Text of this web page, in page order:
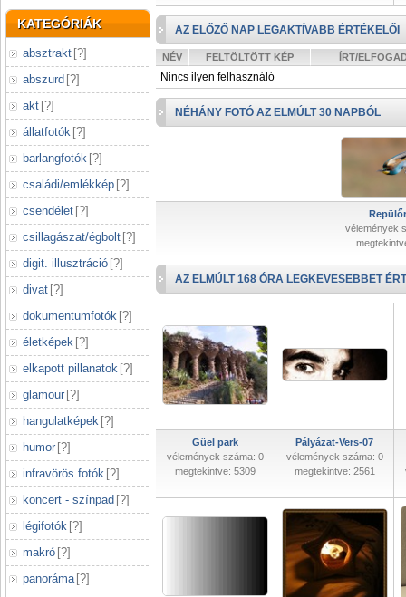
KATEGÓRIÁK
absztrakt [?]
abszurd [?]
akt [?]
állatfotók [?]
barlangfotók [?]
családi/emlékkép [?]
csendélet [?]
csillagászat/égbolt [?]
digit. illusztráció [?]
divat [?]
dokumentumfotók [?]
életképek [?]
elkapott pillanatok [?]
glamour [?]
hangulatképek [?]
humor [?]
infravörös fotók [?]
koncert - színpad [?]
légifotók [?]
makró [?]
panoráma [?]
AZ ELŐZŐ NAP LEGAKTÍVABB ÉRTÉKELŐI
NÉV FELTÖLTÖTT KÉP ÍRT/
Nincs ilyen felhasználó
NÉHÁNY FOTÓ AZ ELMÚLT 30 NAPBÓL
vélemények
AZ ELMÚLT 168 ÓRA LEGKEVESEBBET
Güel park
vélemények száma: 0
megtekintve: 5309
Pályázat-Vers-07
vélemények száma: 0
megtekintve: 2561